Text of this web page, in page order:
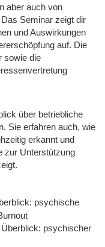
aber auch von
Seminar zeigt dir
und Auswirkungen
auf. Die
sowie die
über betriebliche
Sie erfahren auch, wie
erkannt und
zur Unterstützung
psychische
psychischer